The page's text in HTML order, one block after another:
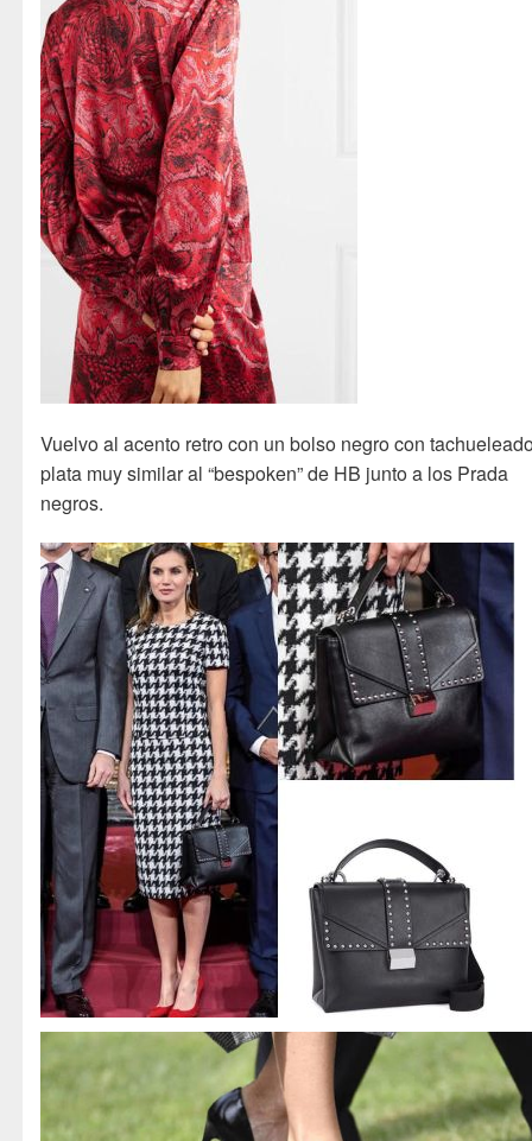
Vuelvo al acento retro con un bolso negro con
plata muy similar al “bespoken” de HB junto a los Prada
negros.